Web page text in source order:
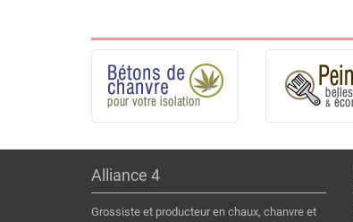
Alliance 4
Grossiste et producteur en chaux, chanvre et